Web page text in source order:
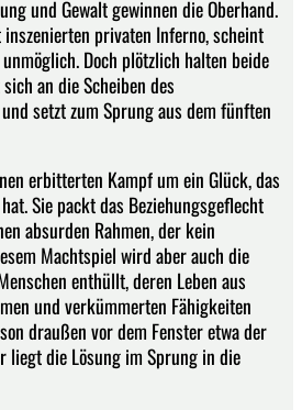
und Gewalt gewinnen die Oberhand.
privaten Inferno, scheint
Doch plötzlich halten beide
an die Scheiben des
setzt zum Sprung aus dem fünften
erbitterten Kampf um ein Glück, das
Sie packt das Beziehungsgeflecht
absurden Rahmen, der kein
Machtspiel wird aber auch die
enthüllt, deren Leben aus
und verkümmerten Fähigkeiten
draußen vor dem Fenster etwa der
liegt die Lösung im Sprung in die